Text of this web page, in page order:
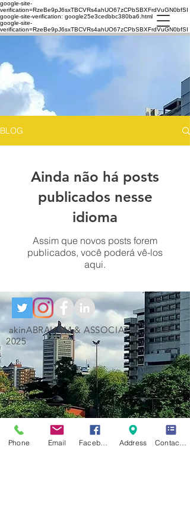
google-site-
verification=RzeBe9pJ6sxTBCVRs4ahUO67zCPbSBXFrdVuGN0bfSI
google-site-verification: google25e3cedbbc380ba6.html
google-site-
verification=RzeBe9pJ6sxTBCVRs4ahUO67zCPbSBXFrdVuGN0bfSI
BLOG
Ainda não há posts
publicados nesse
idioma
Assim que novos posts forem
publicados, você poderá vê-los
aqui.
akinABRAHAM & ASSOCIATES LTD ©
2025
Phone Email Address